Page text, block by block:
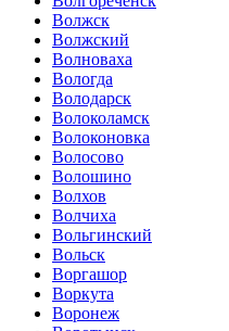
Волжск
Волжский
Волноваха
Вологда
Володарск
Волоколамск
Волоконовка
Волосово
Волошино
Волхов
Волчиха
Вольгинский
Вольск
Воргашор
Воркута
Воронеж